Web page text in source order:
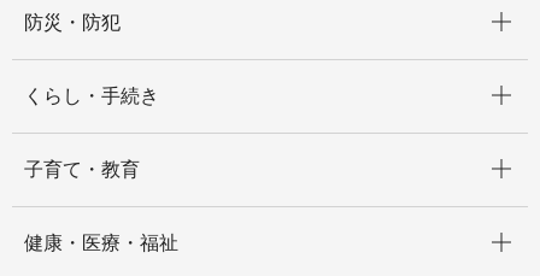
防災・防犯
くらし・手続き
子育て・教育
健康・医療・福祉